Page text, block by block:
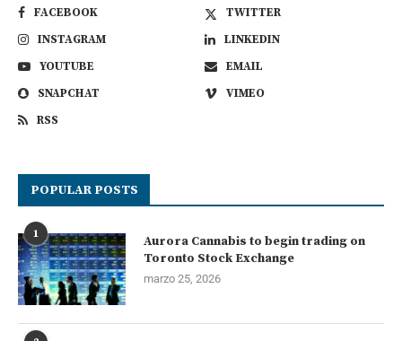
FACEBOOK
TWITTER
INSTAGRAM
LINKEDIN
YOUTUBE
EMAIL
SNAPCHAT
VIMEO
RSS
POPULAR POSTS
1
Aurora Cannabis to begin trading on
Toronto Stock Exchange
marzo 25, 2026